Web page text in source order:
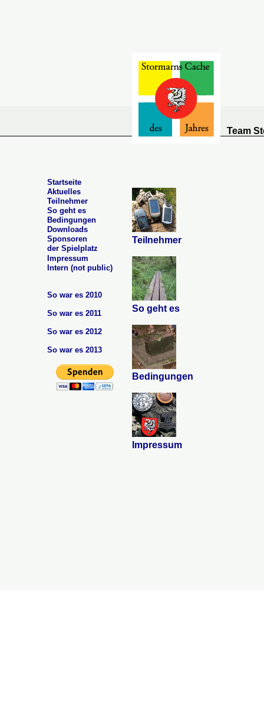
Team
Startseite
Aktuelles
Teilnehmer
So geht es
Bedingungen
Downloads
Sponsoren
der Spielplatz
Impressum
Intern (not public)
So war es 2010
So war es 2011
So war es 2012
So war es 2013
Teilnehmer
So geht es
Bedingungen
Impressum